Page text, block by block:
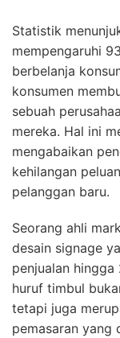
Statistik
mempengaruhi
berbelanja
konsumen
sebuah
mereka. Hal ini
mengabaikan
kehilangan
pelanggan baru.
Seorang ahli
desain signage
penjualan hingga
huruf timbul
tetapi juga
pemasaran yang